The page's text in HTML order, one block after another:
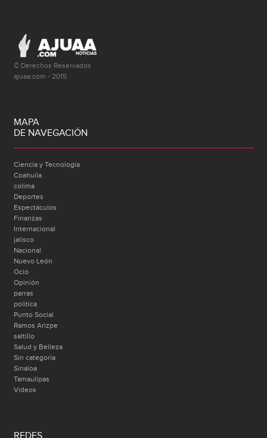
© Derechos Reservados
ajuaa.com - 2015
MAPA
DE NAVEGACIÓN
Ciencia y Tecnología
Coahuila
colima
Deportes
Espectáculos
Finanzas
Internacional
jalisco
Nacional
Nuevo León
Ocio
Opinión
parras
politica
Punto Social
Ramos Arizpe
saltillo
Salud y Belleza
Sin categoría
Sinaloa
Tamaulipas
Videos